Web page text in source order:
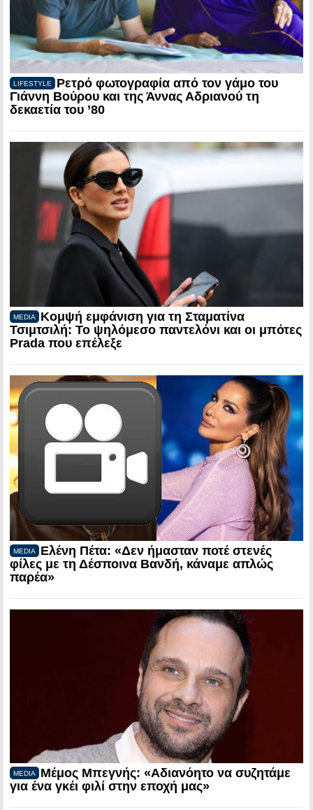
LIFESTYLE
Ρετρό φωτογραφία από τον γάμο του
Γιάννη Βούρου και της Άννας Αδριανού τη
δεκαετία του ’80
MEDIA
Κομψή εμφάνιση για τη Σταματίνα
Τσιμτσιλή: Το ψηλόμεσο παντελόνι και οι μπότες
Prada που επέλεξε
MEDIA
Ελένη Πέτα: «Δεν ήμασταν ποτέ στενές
φίλες με τη Δέσποινα Βανδή, κάναμε απλώς
παρέα»
MEDIA
Μέμος Μπεγνής: «Αδιανόητο να συζητάμε
για ένα γκέι φιλί στην εποχή μας»